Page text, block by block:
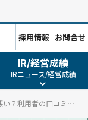
IR/経営成績
IRニュース/経営成績
採用情報 お問合せ
NURO光の評判は悪い？利用者の口コミとメリット・デメリットまとめ